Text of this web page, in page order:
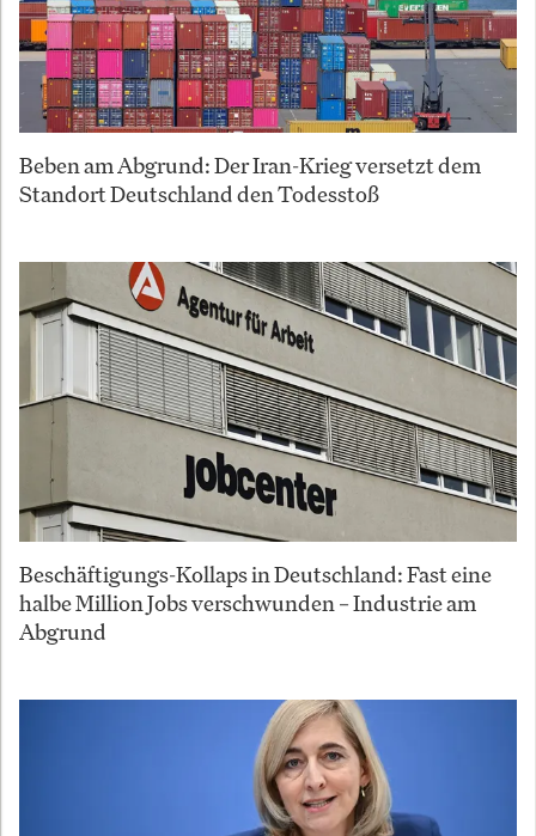
Beben am Abgrund: Der Iran-Krieg versetzt dem
Standort Deutschland den Todesstoß
Beschäftigungs-Kollaps in Deutschland: Fast eine
halbe Million Jobs verschwunden – Industrie am
Abgrund